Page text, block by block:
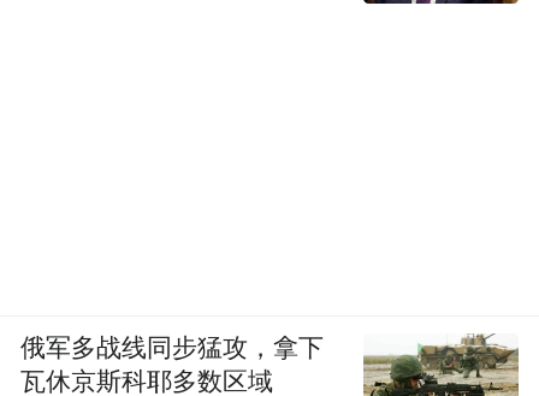
俄军多战线同步猛攻，拿下
瓦休京斯科耶多数区域